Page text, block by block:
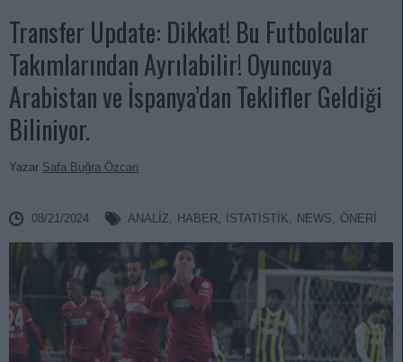
Transfer Update: Dikkat! Bu Futbolcular
Takımlarından Ayrılabilir! Oyuncuya
Arabistan ve İspanya’dan Teklifler Geldiği
Biliniyor.
Yazar Safa Buğra Özcan
08/21/2024 ANALIZ, HABER, İSTATİSTİK, NEWS, ÖNERİ